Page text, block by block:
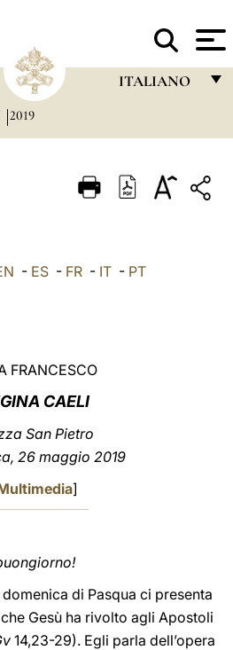
ITALIANO
ITALIANO
2019
- ES - FR - IT - PT
FRANCESCO
CAELI
San Pietro
26 maggio 2019
]
di Pasqua ci presenta
Gesù ha rivolto agli Apostoli
14,23-29). Egli parla dell’opera